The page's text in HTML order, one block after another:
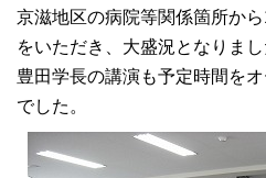
学校生活
京滋地区の病院等関係箇所か
をいただき、大盛況となりまし
豊田学長の講演も予定時間を
でした。